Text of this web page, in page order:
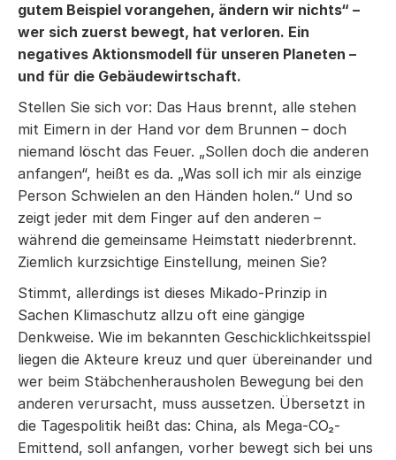
gutem Beispiel vorangehen, ändern wir nichts“ –
wer sich zuerst bewegt, hat verloren. Ein
negatives Aktionsmodell für unseren Planeten –
und für die Gebäudewirtschaft.
Stellen Sie sich vor: Das Haus brennt, alle stehen
mit Eimern in der Hand vor dem Brunnen – doch
niemand löscht das Feuer. „Sollen doch die anderen
anfangen“, heißt es da. „Was soll ich mir als einzige
Person Schwielen an den Händen holen.“ Und so
zeigt jeder mit dem Finger auf den anderen –
während die gemeinsame Heimstatt niederbrennt.
Ziemlich kurzsichtige Einstellung, meinen Sie?
Stimmt, allerdings ist dieses Mikado-Prinzip in
Sachen Klimaschutz allzu oft eine gängige
Denkweise. Wie im bekannten Geschicklichkeitsspiel
liegen die Akteure kreuz und quer übereinander und
wer beim Stäbchenherausholen Bewegung bei den
anderen verursacht, muss aussetzen. Übersetzt in
die Tagespolitik heißt das: China, als Mega-CO₂-
Emittend, soll anfangen, vorher bewegt sich bei uns